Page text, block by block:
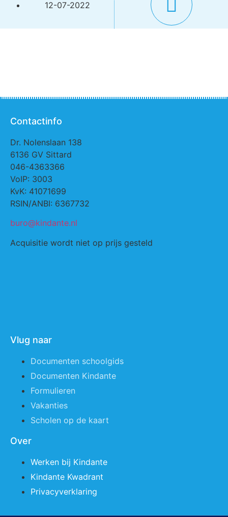
12-07-2022
Contactinfo
Dr. Nolenslaan 138
6136 GV Sittard
046-4363366
VoIP: 3003
KvK: 41071699
RSIN/ANBI: 6367732
buro@kindante.nl
Acquisitie wordt niet op prijs gesteld
Vlug naar
Documenten schoolgids
Documenten Kindante
Formulieren
Vakanties
Scholen op de kaart
Over
Werken bij Kindante
Kindante Kwadrant
Privacyverklaring